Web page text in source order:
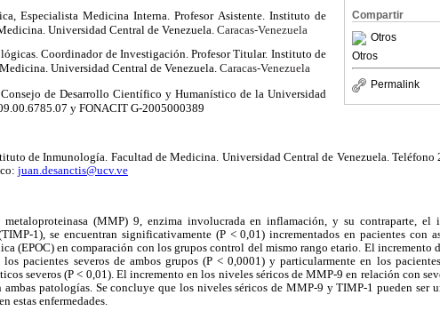
Compartir
Otros
Otros
Permalink
Especialista Medicina Interna. Profesor Asistente. Instituto de
Universidad Central de Venezuela. Caracas-Venezuela
Coordinador de Investigación. Profesor Titular. Instituto de
Universidad Central de Venezuela. Caracas-Venezuela
de Desarrollo Científico y Humanístico de la Universidad
y FONACIT G-2005000389
de Inmunología. Facultad de Medicina. Universidad Central de Venezuela. Teléfono
juan.desanctis@ucv.ve
(MMP) 9, enzima involucrada en inflamación, y su contraparte,
1), se encuentran significativamente (P < 0,01) incrementados en pacientes con
(EPOC) en comparación con los grupos control del mismo rango etario. El incremento
pacientes severos de ambos grupos (P < 0,0001) y particularmente en los
severos (P < 0,01). El incremento en los niveles séricos de MMP-9 en relación con
ambas patologías. Se concluye que los niveles séricos de MMP-9 y TIMP-1 pueden ser
estas enfermedades.